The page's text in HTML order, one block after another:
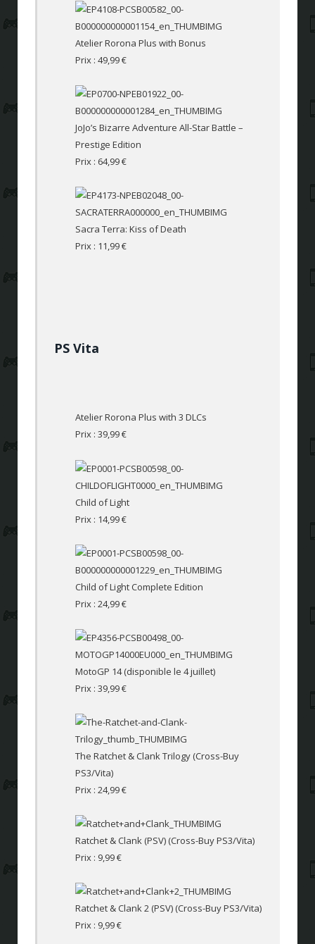
Atelier Rorona Plus with Bonus
Prix : 49,99 €
JoJo’s Bizarre Adventure All-Star Battle –
Prestige Edition
Prix : 64,99 €
Sacra Terra: Kiss of Death
Prix : 11,99 €
PS Vita
Atelier Rorona Plus with 3 DLCs
Prix : 39,99 €
Child of Light
Prix : 14,99 €
Child of Light Complete Edition
Prix : 24,99 €
MotoGP 14 (disponible le 4 juillet)
Prix : 39,99 €
The Ratchet & Clank Trilogy (Cross-Buy
PS3/Vita)
Prix : 24,99 €
Ratchet & Clank (PSV) (Cross-Buy PS3/Vita)
Prix : 9,99 €
Ratchet & Clank 2 (PSV) (Cross-Buy PS3/Vita)
Prix : 9,99 €